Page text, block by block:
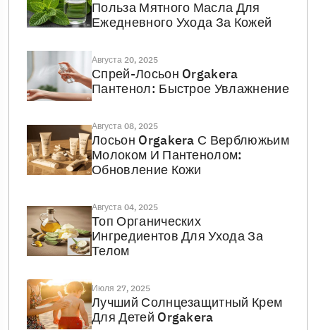
Польза Мятного Масла Для
Ежедневного Ухода За Кожей
Августа 20, 2025
Спрей-Лосьон Orgakera
Пантенол: Быстрое Увлажнение
Августа 08, 2025
Лосьон Orgakera С Верблюжьим
Молоком И Пантенолом:
Обновление Кожи
Августа 04, 2025
Топ Органических
Ингредиентов Для Ухода За
Телом
Июля 27, 2025
Лучший Солнцезащитный Крем
Для Детей Orgakera